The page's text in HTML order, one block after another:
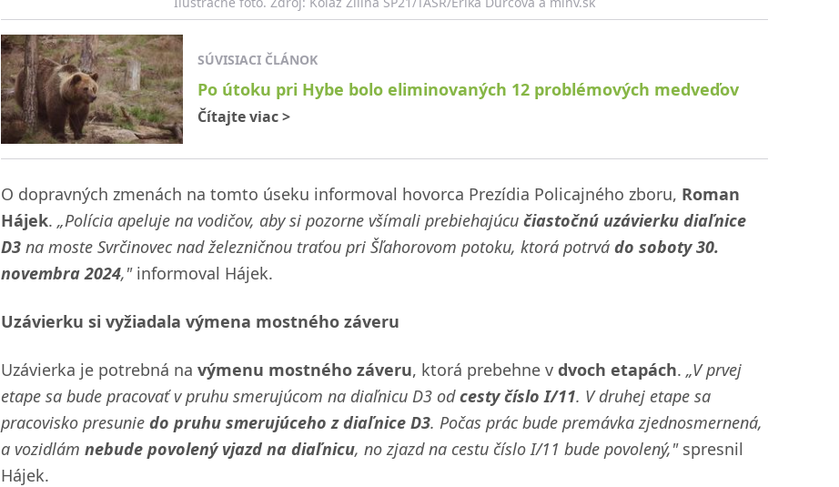
SÚVISIACI ČLÁNOK
Po útoku pri Hybe bolo eliminovaných 12 problémových medveďov
Čítajte viac>
O dopravných zmenách na tomto úseku informoval hovorca Prezídia Policajného zboru, Roman
Hájek. „Polícia apeluje na vodičov, aby si pozorne všímali prebiehajúcu čiastočnú uzávierku diaľnice
D3 na moste Svrčinovec nad železničnou traťou pri Šľahorovom potoku, ktorá potrvá do soboty 30.
novembra 2024,"informoval Hájek.
Uzávierku si vyžiadala výmena mostného záveru
Uzávierka je potrebná na výmenu mostného záveru, ktorá prebehne v dvoch etapách. „V prvej
etape sa bude pracovať v pruhu smerujúcom na diaľnicu D3 odcesty číslo I/11. V druhej etape sa
pracovisko presunie do pruhu smerujúceho z diaľnice D3. Počas prác bude premávka zjednosmernená,
a vozidlám nebude povolený vjazd na diaľnicu, no zjazd na cestu číslo I/11 bude povolený,"spresnil
Hájek.